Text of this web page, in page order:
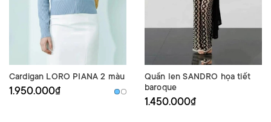
Cardigan LORO PIANA 2 màu
1.950.000₫
Quần len SANDRO họa tiết
baroque
1.450.000₫